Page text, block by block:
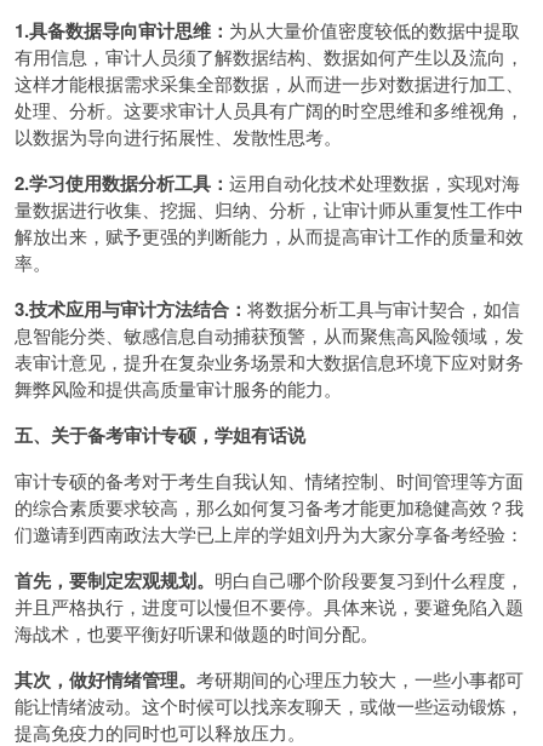
1.具备数据导向审计思维： 为从大量价值密度较低的数据中提取
有用信息，审计人员须了解数据结构、数据如何产生以及流向，
这样才能根据需求采集全部数据，从而进一步对数据进行加工、
处理、分析。这要求审计人员具有广阔的时空思维和多维视角，
以数据为导向进行拓展性、发散性思考。
2.学习使用数据分析工具： 运用自动化技术处理数据，实现对海
量数据进行收集、挖掘、归纳、分析，让审计师从重复性工作中
解放出来，赋予更强的判断能力，从而提高审计工作的质量和效
率。
3.技术应用与审计方法结合： 将数据分析工具与审计契合，如信
息智能分类、敏感信息自动捕获预警，从而聚焦高风险领域，发
表审计意见，提升在复杂业务场景和大数据信息环境下应对财务
舞弊风险和提供高质量审计服务的能力。
五、关于备考审计专硕，学姐有话说
审计专硕的备考对于考生自我认知、情绪控制、时间管理等方面
的综合素质要求较高，那么如何复习备考才能更加稳健高效？我
们邀请到西南政法大学已上岸的学姐刘丹为大家分享备考经验：
首先，要制定宏观规划。 明白自己哪个阶段要复习到什么程度，
并且严格执行，进度可以慢但不要停。具体来说，要避免陷入题
海战术，也要平衡好听课和做题的时间分配。
其次，做好情绪管理。 考研期间的心理压力较大，一些小事都可
能让情绪波动。这个时候可以找亲友聊天，或做一些运动锻炼，
提高免疫力的同时也可以释放压力。